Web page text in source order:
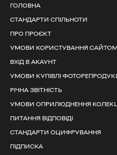
ГОЛОВНА
СТАНДАРТИ СПІЛЬНОТИ
ПРО ПРОЄКТ
УМОВИ КОРИСТУВАННЯ САЙТОМ
ВХІД В АКАУНТ
УМОВИ КУПІВЛІ
РІЧНА ЗВІТНІСТЬ
УМОВИ ОПРИЛЮДНЕННЯ
ПИТАННЯ ВІДПОВІДІ
СТАНДАРТИ ОЦИФРУВАННЯ
ПІДПИСКА